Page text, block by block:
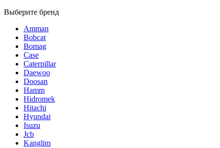
Выберите бренд
Amman
Bobcat
Bomag
Case
Caterpillar
Daewoo
Doosan
Hamm
Hidromek
Hitachi
Hyundai
Isuzu
Jcb
Kanglim